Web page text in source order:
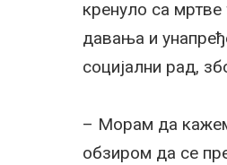
кренуло са мртве
давања и
социјални рад,
– Морам да кажем
обзиром да се